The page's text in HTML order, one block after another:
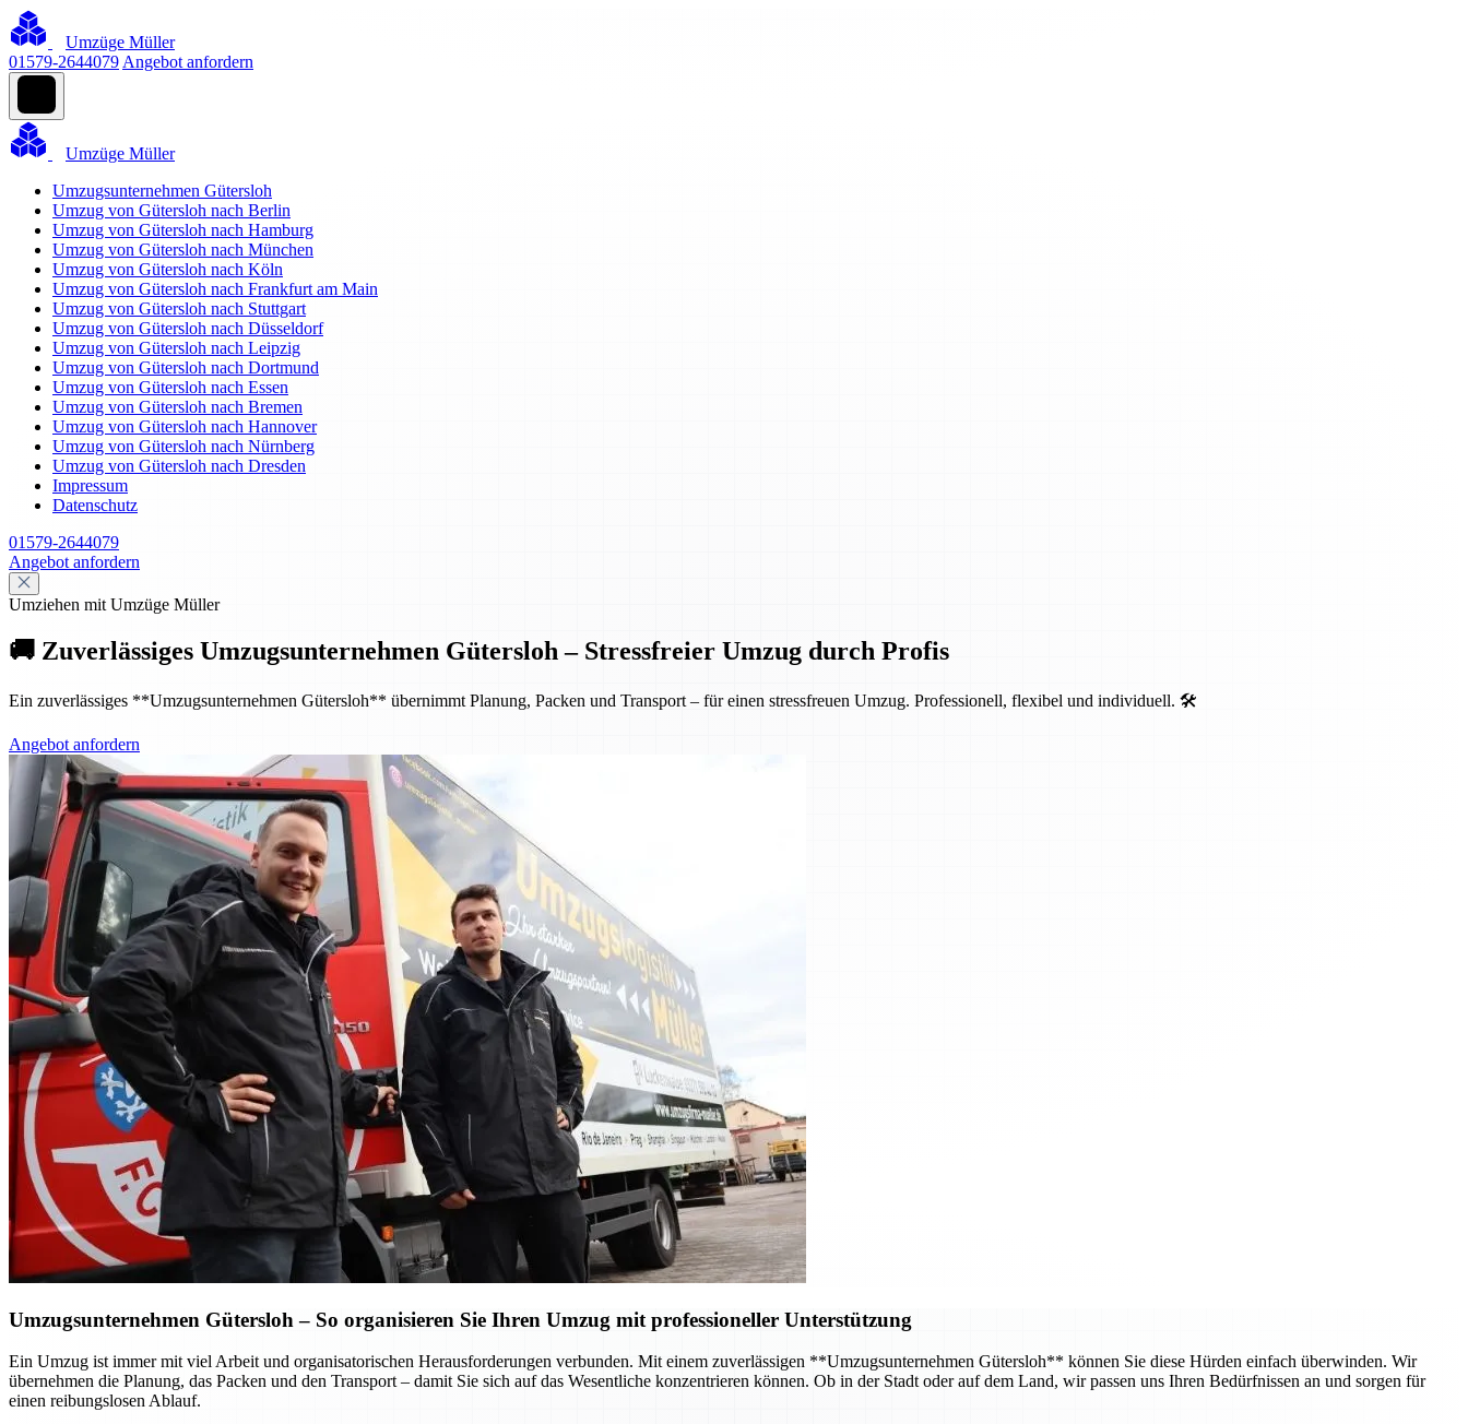
Umzüge Müller
01579-2644079 Angebot anfordern
Umzüge Müller
Umzugsunternehmen Gütersloh
Umzug von Gütersloh nach Berlin
Umzug von Gütersloh nach Hamburg
Umzug von Gütersloh nach München
Umzug von Gütersloh nach Köln
Umzug von Gütersloh nach Frankfurt am Main
Umzug von Gütersloh nach Stuttgart
Umzug von Gütersloh nach Düsseldorf
Umzug von Gütersloh nach Leipzig
Umzug von Gütersloh nach Dortmund
Umzug von Gütersloh nach Essen
Umzug von Gütersloh nach Bremen
Umzug von Gütersloh nach Hannover
Umzug von Gütersloh nach Nürnberg
Umzug von Gütersloh nach Dresden
Impressum
Datenschutz
01579-2644079
Angebot anfordern
Umziehen mit Umzüge Müller
🚚 Zuverlässiges Umzugsunternehmen Gütersloh – Stressfreier Umzug durch Profis
Ein zuverlässiges **Umzugsunternehmen Gütersloh** übernimmt Planung, Packen und Transport – für einen stressfreuen Umzug. Professionell, flexibel und individuell. 🛠️
Angebot anfordern
Umzugsunternehmen Gütersloh – So organisieren Sie Ihren Umzug mit professioneller Unterstützung
Ein Umzug ist immer mit viel Arbeit und organisatorischen Herausforderungen verbunden. Mit einem zuverlässigen **Umzugsunternehmen Gütersloh** können Sie diese Hürden einfach überwinden. Wir
übernehmen die Planung, das Packen und den Transport – damit Sie sich auf das Wesentliche konzentrieren können. Ob in der Stadt oder auf dem Land, wir passen uns Ihren Bedürfnissen an und sorgen für
einen reibungslosen Ablauf.